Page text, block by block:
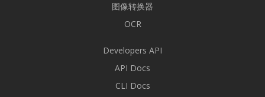
图像转换器
OCR
Developers API
API Docs
CLI Docs